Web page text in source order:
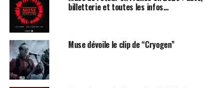
billetterie et toutes les infos…
Muse dévoile le clip de “Cryogen”